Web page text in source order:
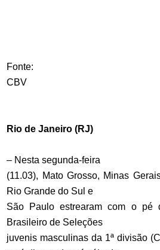
Fonte:
CBV
Rio de Janeiro (RJ)
– Nesta segunda-feira
(11.03), Mato Grosso, Minas
Rio Grande do Sul e
São Paulo estrearam com o pé
Brasileiro de Seleções
juvenis masculinas da 1ª divisão